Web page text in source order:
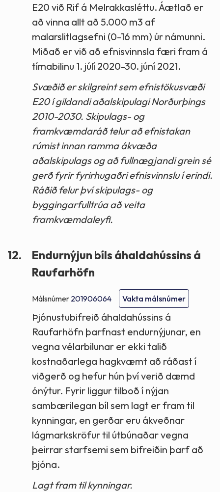
E20 við Rif á Melrakkasléttu. Áætlað er
að vinna allt að 5.000 m3 af
malarslitlagsefni (0-16 mm) úr námunni.
Miðað er við að efnisvinnsla færi fram á
tímabilinu 1. júlí 2020-30. júní 2021.
Svæðið er skilgreint sem efnistökusvæði
E20 í gildandi aðalskipulagi Norðurþings
2010-2030. Skipulags- og
framkvæmdaráð telur að efnistakan
rúmist innan ramma ákvæða
aðalskipulags og að fullnægjandi grein sé
gerð fyrir fyrirhugaðri efnisvinnslu í erindi.
Ráðið felur því skipulags- og
byggingarfulltrúa að veita
framkvæmdaleyfi.
12.
Endurnýjun bíls áhaldahússins á
Raufarhöfn
Málsnúmer 201906064 Vakta málsnúmer
Þjónustubifreið áhaldahússins á
Raufarhöfn þarfnast endurnýjunar, en
vegna vélarbilunar er ekki talið
kostnaðarlega hagkvæmt að ráðast í
viðgerð og hefur hún því verið dæmd
ónýtur. Fyrir liggur tilboð í nýjan
sambærilegan bíl sem lagt er fram til
kynningar, en gerðar eru ákveðnar
lágmarkskröfur til útbúnaðar vegna
þeirrar starfsemi sem bifreiðin þarf að
þjóna.
Lagt fram til kynningar.